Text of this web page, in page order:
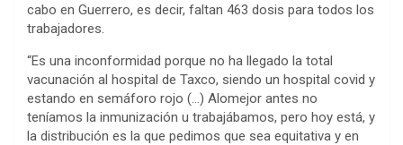
cabo en Guerrero, es decir, faltan 463 dosis para todos los
trabajadores.
“Es una inconformidad porque no ha llegado la total
vacunación al hospital de Taxco, siendo un hospital covid y
estando en semáforo rojo (…) Alomejor antes no
teníamos la inmunización u trabajábamos, pero hoy está, y
la distribución es la que pedimos que sea equitativa y en